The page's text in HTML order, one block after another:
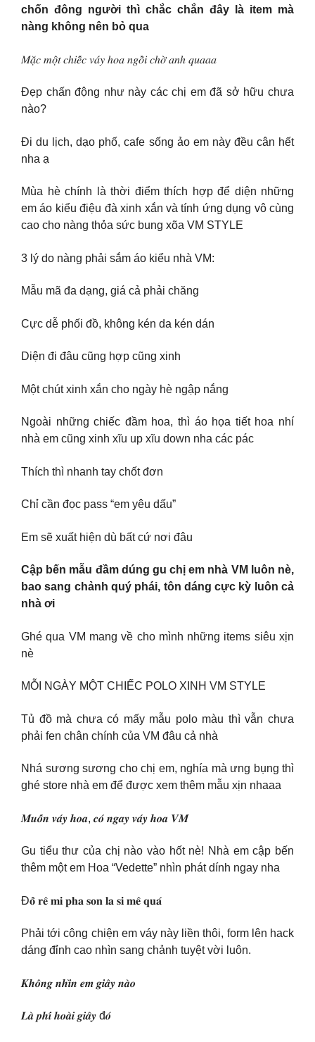
chốn đông người thì chắc chắn đây là item mà
nàng không nên bỏ qua
𝑀𝑎̣̆𝑐 𝑚𝑜̣̂𝑡 𝑐ℎ𝑖𝑒̂́𝑐 𝑣𝑎́𝑦 ℎ𝑜𝑎 𝑛𝑔𝑜̂̀𝑖 𝑐ℎ𝑜̛̀ 𝑎𝑛ℎ 𝑞𝑢𝑎𝑎𝑎
Đẹp chấn động như này các chị em đã sở hữu chưa
nào?
Đi du lịch, dạo phố, cafe sống ảo em này đều cân hết
nha ạ
Mùa hè chính là thời điểm thích hợp để diện những
em áo kiểu điệu đà xinh xắn và tính ứng dụng vô cùng
cao cho nàng thỏa sức bung xõa VM STYLE
3 lý do nàng phải sắm áo kiểu nhà VM:
Mẫu mã đa dạng, giá cả phải chăng
Cực dễ phối đồ, không kén da kén dán
Diện đi đâu cũng hợp cũng xinh
Một chút xinh xắn cho ngày hè ngập nắng
Ngoài những chiếc đầm hoa, thì áo họa tiết hoa nhí
nhà em cũng xinh xĩu up xĩu down nha các pác
Thích thì nhanh tay chốt đơn
Chỉ cần đọc pass “em yêu dấu”
Em sẽ xuất hiện dù bất cứ nơi đâu
Cập bến mẫu đầm dúng gu chị em nhà VM luôn nè,
bao sang chảnh quý phái, tôn dáng cực kỳ luôn cả
nhà ơi
Ghé qua VM mang về cho mình những items siêu xịn
nè
MỖI NGÀY MỘT CHIẾC POLO XINH VM STYLE
Tủ đồ mà chưa có mấy mẫu polo màu thì vẫn chưa
phải fen chân chính của VM đâu cả nhà
Nhá sương sương cho chị em, nghía mà ưng bụng thì
ghé store nhà em để được xem thêm mẫu xịn nhaaa
𝑴𝒖𝒐̂́𝒏 𝒗𝒂́𝒚 𝒉𝒐𝒂, 𝒄𝒐́ 𝒏𝒈𝒂𝒚 𝒗𝒂́𝒚 𝒉𝒐𝒂 𝑽𝑴
Gu tiểu thư của chị nào vào hốt nè! Nhà em cập bến
thêm một em Hoa “Vedette” nhìn phát dính ngay nha
Đ𝐨̂̀ 𝐫𝐞̂ 𝐦𝐢 𝐩𝐡𝐚 𝐬𝐨𝐧 𝐥𝐚 𝐬𝐢 𝐦𝐞̂ 𝐪𝐮𝐚́
Phải tới công chiện em váy này liền thôi, form lên hack
dáng đỉnh cao nhìn sang chảnh tuyệt vời luôn.
𝑲𝒉𝒐̂𝒏𝒈 𝒏𝒉𝒊̀𝒏 𝒆𝒎 𝒈𝒊𝒂̂𝒚 𝒏𝒂̀𝒐
𝑳𝒂̀ 𝒑𝒉𝒊́ 𝒉𝒐𝒂̀𝒊 𝒈𝒊𝒂̂𝒚 đ𝒐́